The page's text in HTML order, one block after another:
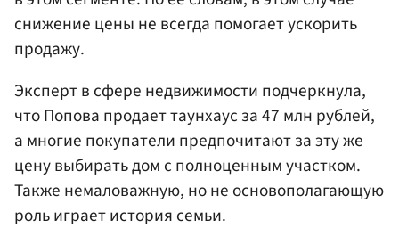
снижение цены не всегда помогает ускорить
продажу.
Эксперт в сфере недвижимости подчеркнула,
что Попова продает таунхаус за 47 млн рублей,
а многие покупатели предпочитают за эту же
цену выбирать дом с полноценным участком.
Также немаловажную, но не основополагающую
роль играет история семьи.